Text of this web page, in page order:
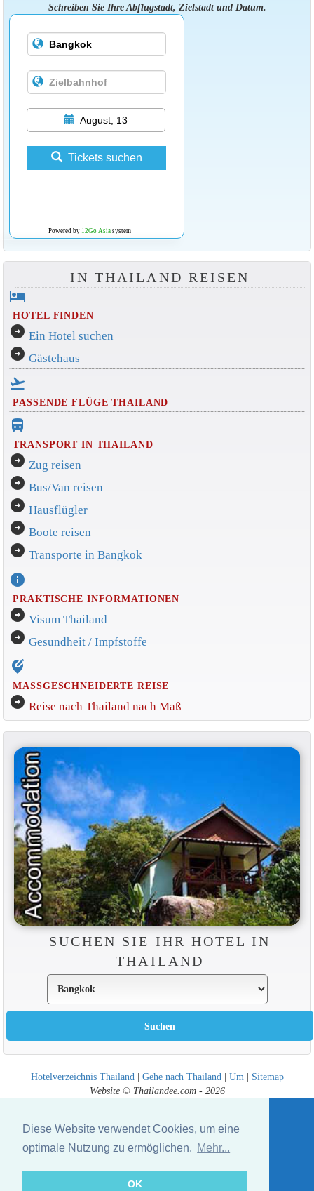
Diese Website verwendet Cookies, um eine
optimale Nutzung zu ermöglichen. Mehr...
OK
Schreiben Sie Ihre Abflugstadt, Zielstadt und Datum.
August, 13
Tickets suchen
Powered by 12Go Asiasystem
IN THAILAND REISEN
hotel
HOTEL FINDEN
arrow_circle_right Ein Hotel suchen
arrow_circle_right Gästehaus
flight_takeoff
PASSENDE FLÜGE THAILAND
directions_bus_filled
TRANSPORT IN THAILAND
arrow_circle_right Zug reisen
arrow_circle_right Bus/Van reisen
arrow_circle_right Hausflügler
arrow_circle_right Boote reisen
arrow_circle_right Transporte in Bangkok
info
PRAKTISCHE INFORMATIONEN
arrow_circle_right Visum Thailand
arrow_circle_right Gesundheit / Impfstoffe
edit_location_alt
MASSGESCHNEIDERTE REISE
arrow_circle_right Reise nach Thailand nach Maß
SUCHEN SIE IHR HOTEL IN
THAILAND
Hotelverzeichnis Thailand | Gehe nach Thailand | Um | Sitemap
Website © Thailandee.com - 2026